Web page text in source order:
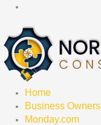
Skip
content
Home
Business Owners
Monday.com